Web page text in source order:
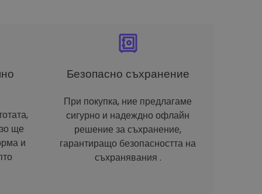
ще
и
Безопасно съхранение
При покупка, ние предлагаме
сигурно и надеждно офлайн
решение за съхранение,
гарантиращо безопасността на
съхранявания .